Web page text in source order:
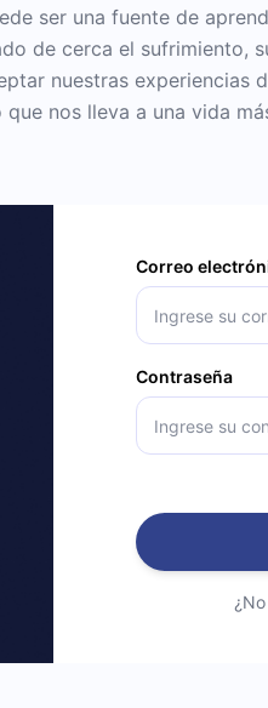
ser una fuente de
de cerca el sufrimiento,
nuestras experiencias
nos lleva a una vida
Correo
Contraseña